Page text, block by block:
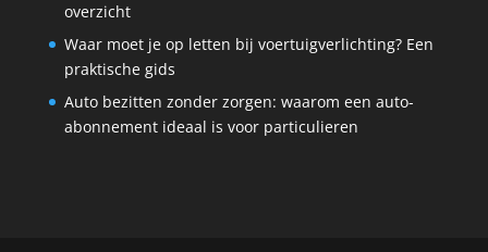
overzicht
Waar moet je op letten bij voertuigverlichting? Een
praktische gids
Auto bezitten zonder zorgen: waarom een auto-
abonnement ideaal is voor particulieren